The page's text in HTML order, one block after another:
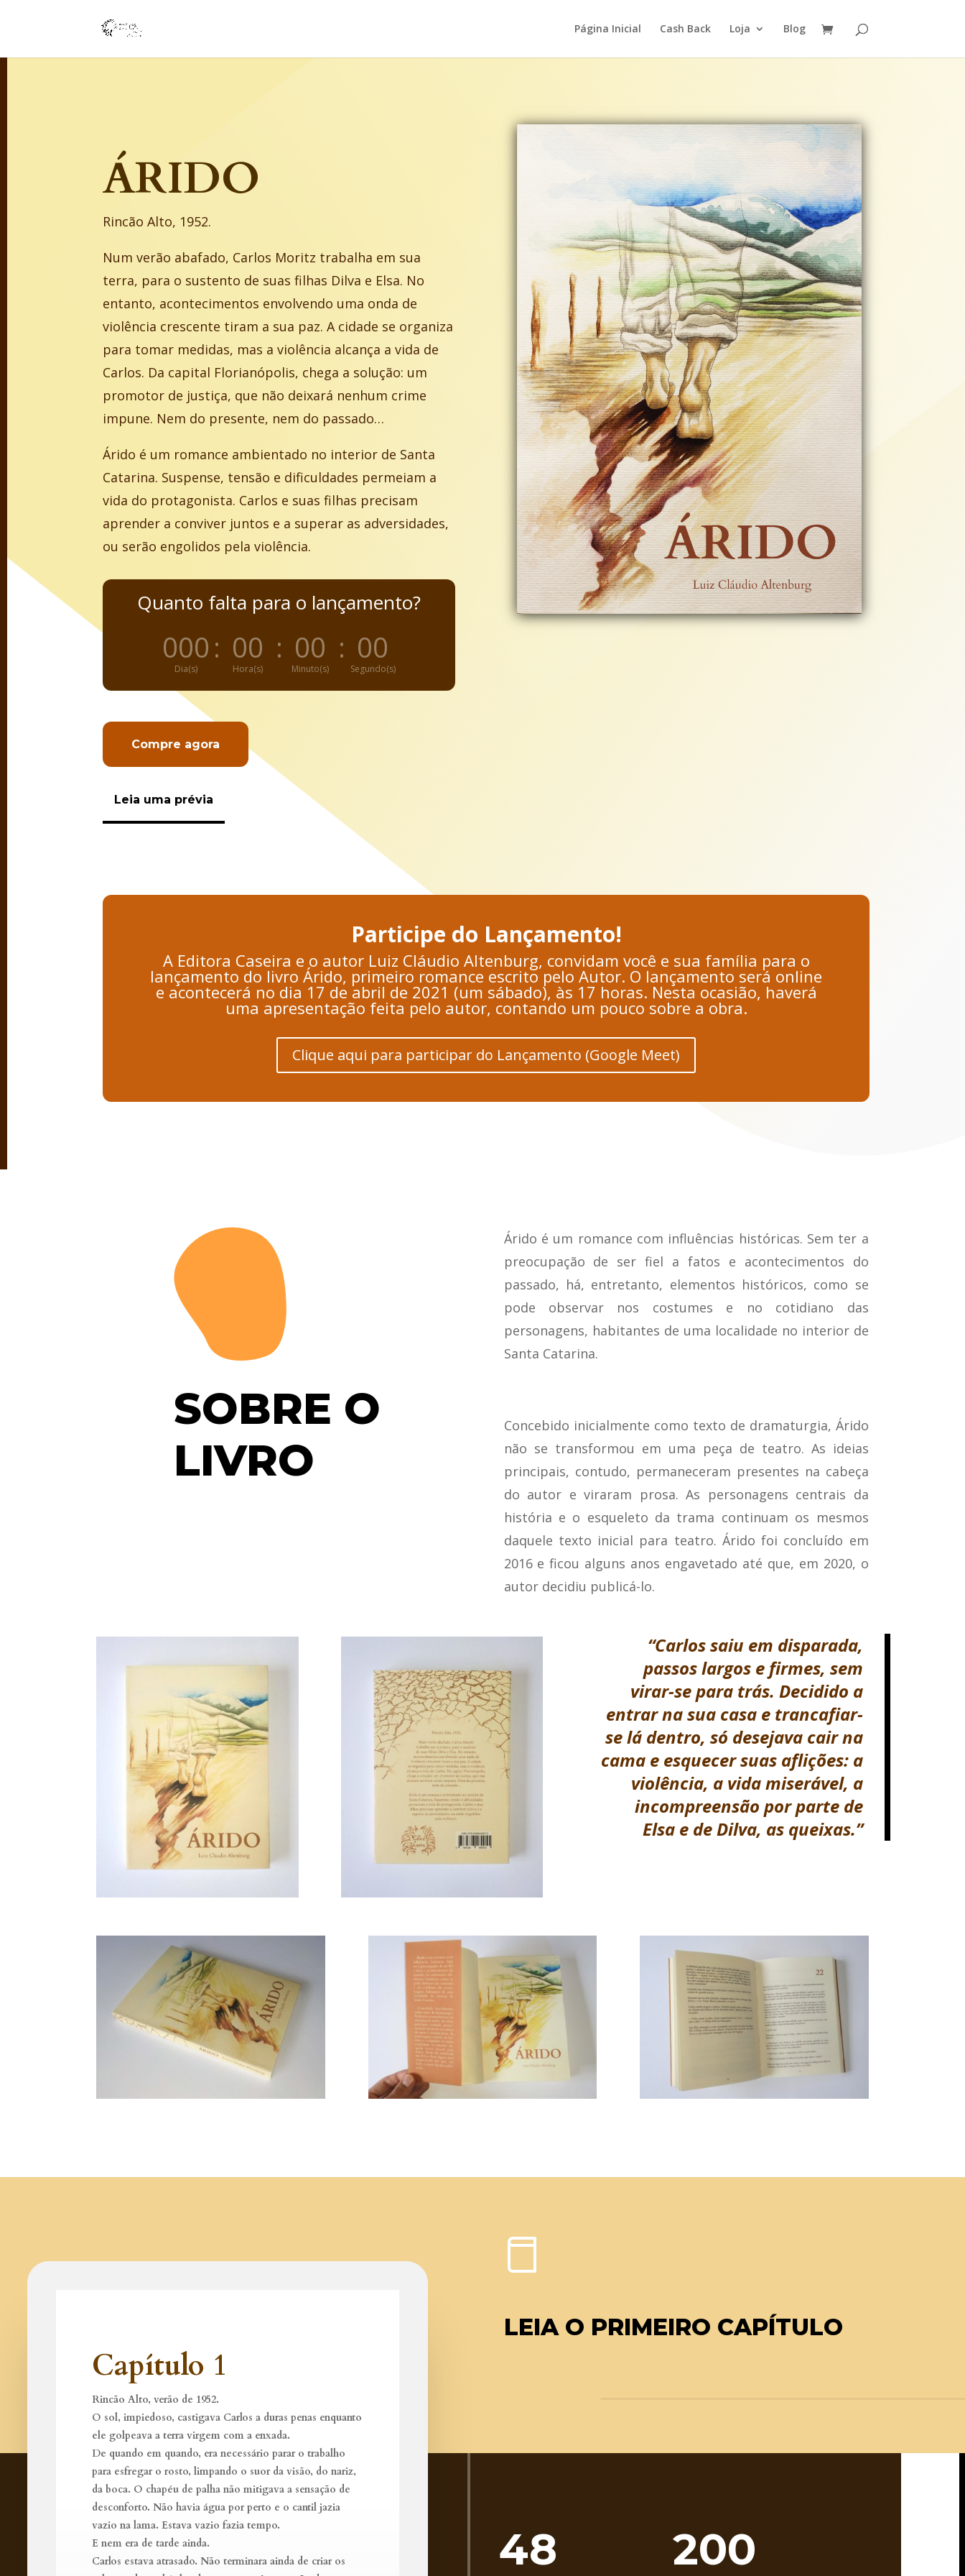
Página Inicial Cash Back Loja Blog
ÁRIDO
Rincão Alto, 1952.
Num verão abafado, Carlos Moritz trabalha em sua
terra, para o sustento de suas filhas Dilva e Elsa. No
entanto, acontecimentos envolvendo uma onda de
violência crescente tiram a sua paz. A cidade se organiza
para tomar medidas, mas a violência alcança a vida de
Carlos. Da capital Florianópolis, chega a solução: um
promotor de justiça, que não deixará nenhum crime
impune. Nem do presente, nem do passado…
Árido é um romance ambientado no interior de Santa
Catarina. Suspense, tensão e dificuldades permeiam a
vida do protagonista. Carlos e suas filhas precisam
aprender a conviver juntos e a superar as adversidades,
ou serão engolidos pela violência.
Quanto falta para o lançamento?
000
Dia(s)
: 00
Hora(s)
: 00
Minuto(s)
: 00
Segundo(s)
Compre agora
Leia uma prévia
Participe do Lançamento!
A Editora Caseira e o autor Luiz Cláudio Altenburg, convidam você e sua família para o
lançamento do livro Árido, primeiro romance escrito pelo Autor. O lançamento será online
e acontecerá no dia 17 de abril de 2021 (um sábado), às 17 horas. Nesta ocasião, haverá
uma apresentação feita pelo autor, contando um pouco sobre a obra.
Clique aqui para participar do Lançamento (Google Meet)
SOBRE O
LIVRO
Árido é um romance com influências históricas. Sem ter a
preocupação de ser fiel a fatos e acontecimentos do
passado, há, entretanto, elementos históricos, como se
pode observar nos costumes e no cotidiano das
personagens, habitantes de uma localidade no interior de
Santa Catarina.
Concebido inicialmente como texto de dramaturgia, Árido
não se transformou em uma peça de teatro. As ideias
principais, contudo, permaneceram presentes na cabeça
do autor e viraram prosa. As personagens centrais da
história e o esqueleto da trama continuam os mesmos
daquele texto inicial para teatro. Árido foi concluído em
2016 e ficou alguns anos engavetado até que, em 2020, o
autor decidiu publicá-lo.
“Carlos saiu em disparada,
passos largos e firmes, sem
virar-se para trás. Decidido a
entrar na sua casa e trancafiar-
se lá dentro, só desejava cair na
cama e esquecer suas aflições: a
violência, a vida miserável, a
incompreensão por parte de
Elsa e de Dilva, as queixas.”
LEIA O PRIMEIRO CAPÍTULO
Capítulo 1
Rincão Alto, verão de 1952.
O sol, impiedoso, castigava Carlos a duras penas enquanto
ele golpeava a terra virgem com a enxada.
De quando em quando, era necessário parar o trabalho
para esfregar o rosto, limpando o suor da visão, do nariz,
da boca. O chapéu de palha não mitigava a sensação de
desconforto. Não havia água por perto e o cantil jazia
vazio na lama. Estava vazio fazia tempo.
E nem era de tarde ainda.
Carlos estava atrasado. Não terminara ainda de criar os
48 200